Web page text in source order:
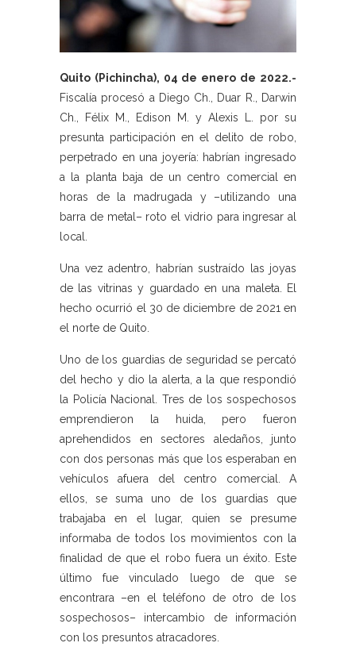
Quito (Pichincha), 04 de enero de 2022.-
Fiscalía procesó a Diego Ch., Duar R., Darwin
Ch., Félix M., Edison M. y Alexis L. por su
presunta participación en el delito de robo,
perpetrado en una joyería: habrían ingresado
a la planta baja de un centro comercial en
horas de la madrugada y –utilizando una
barra de metal– roto el vidrio para ingresar al
local.
Una vez adentro, habrían sustraído las joyas
de las vitrinas y guardado en una maleta. El
hecho ocurrió el 30 de diciembre de 2021 en
el norte de Quito.
Uno de los guardias de seguridad se percató
del hecho y dio la alerta, a la que respondió
la Policía Nacional. Tres de los sospechosos
emprendieron la huida, pero fueron
aprehendidos en sectores aledaños, junto
con dos personas más que los esperaban en
vehículos afuera del centro comercial. A
ellos, se suma uno de los guardias que
trabajaba en el lugar, quien se presume
informaba de todos los movimientos con la
finalidad de que el robo fuera un éxito. Este
último fue vinculado luego de que se
encontrara –en el teléfono de otro de los
sospechosos– intercambio de información
con los presuntos atracadores.